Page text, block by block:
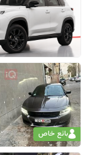
بائع خاص